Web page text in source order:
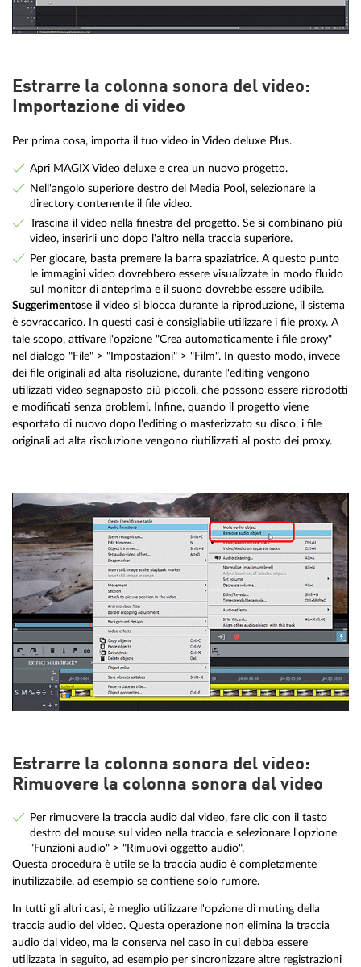
Estrarre la colonna sonora del video:
Importazione di video
Per prima cosa, importa il tuo video in Video deluxe Plus.
Apri MAGIX Video deluxe e crea un nuovo progetto.
Nell'angolo superiore destro del Media Pool, selezionare la
directory contenente il file video.
Trascina il video nella finestra del progetto. Se si combinano più
video, inserirli uno dopo l'altro nella traccia superiore.
Per giocare, basta premere la barra spaziatrice. A questo punto
le immagini video dovrebbero essere visualizzate in modo fluido
sul monitor di anteprima e il suono dovrebbe essere udibile.
Suggerimentose il video si blocca durante la riproduzione, il sistema
è sovraccarico. In questi casi è consigliabile utilizzare i file proxy. A
tale scopo, attivare l'opzione "Crea automaticamente i file proxy"
nel dialogo "File" > "Impostazioni" > "Film". In questo modo, invece
dei file originali ad alta risoluzione, durante l'editing vengono
utilizzati video segnaposto più piccoli, che possono essere riprodotti
e modificati senza problemi. Infine, quando il progetto viene
esportato di nuovo dopo l'editing o masterizzato su disco, i file
originali ad alta risoluzione vengono riutilizzati al posto dei proxy.
Estrarre la colonna sonora del video:
Rimuovere la colonna sonora dal video
Per rimuovere la traccia audio dal video, fare clic con il tasto
destro del mouse sul video nella traccia e selezionare l'opzione
"Funzioni audio" > "Rimuovi oggetto audio".
Questa procedura è utile se la traccia audio è completamente
inutilizzabile, ad esempio se contiene solo rumore.
In tutti gli altri casi, è meglio utilizzare l'opzione di muting della
traccia audio del video. Questa operazione non elimina la traccia
audio dal video, ma la conserva nel caso in cui debba essere
utilizzata in seguito, ad esempio per sincronizzare altre registrazioni